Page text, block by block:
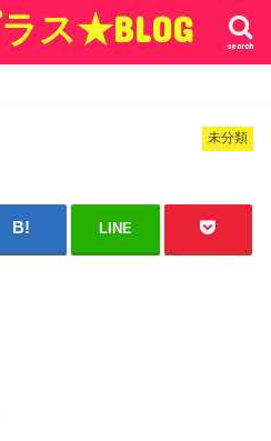
ス★BLOG search
未分類
LINE